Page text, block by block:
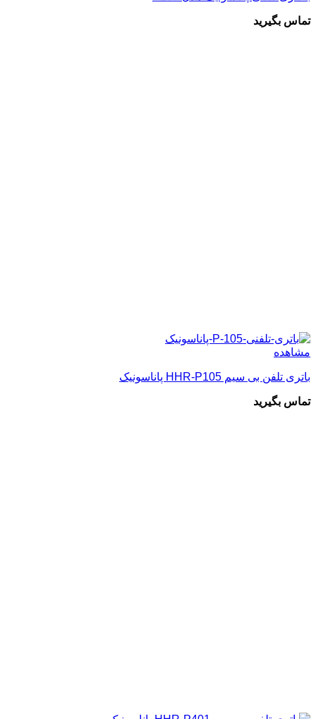
تماس بگیرید
مشاهده
باتری تلفن بی سیم HHR-P105 پاناسونیک
تماس بگیرید